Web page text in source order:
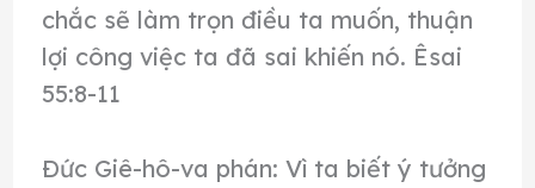
chắc sẽ làm trọn điều ta muốn, thuận
lợi công việc ta đã sai khiến nó. Êsai
55:8-11
Ðức Giê-hô-va phán: Vì ta biết ý tưởng